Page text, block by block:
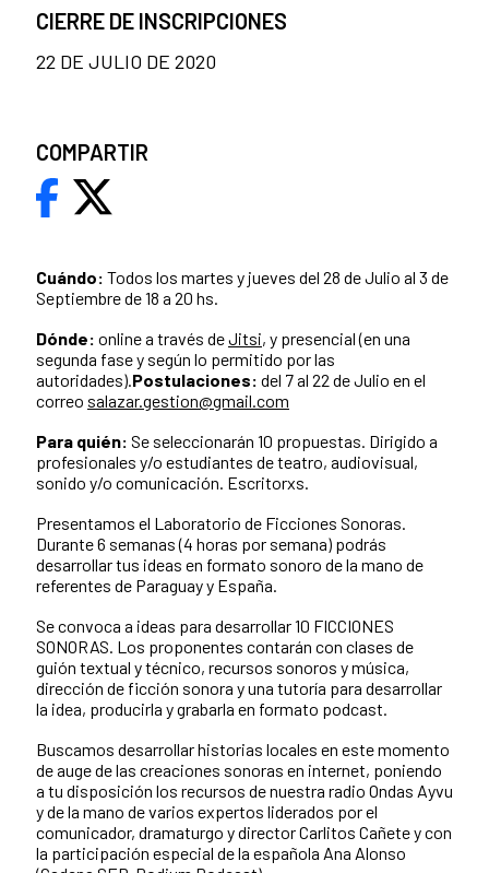
Cuándo: Todos los martes y jueves del 28 de Julio al 3 de
Septiembre de 18 a 20 hs.
Dónde: online a través deJitsi, y presencial (en una
segunda fase y según lo permitido por las
autoridades).Postulaciones: del 7 al 22 de Julio en el
correo salazar.gestion@gmail.com
Para quién: Se seleccionarán 10 propuestas. Dirigido a
profesionales y/o estudiantes de teatro, audiovisual,
sonido y/o comunicación. Escritorxs.
Presentamos el Laboratorio de Ficciones Sonoras.
Durante 6 semanas (4 horas por semana) podrás
desarrollar tus ideas en formato sonoro de la mano de
referentes de Paraguay y España.
Se convoca a ideas para desarrollar 10 FICCIONES
SONORAS. Los proponentes contarán con clases de
guión textual y técnico, recursos sonoros y música,
dirección de ficción sonora y una tutoría para desarrollar
la idea, producirla y grabarla en formato podcast.
Buscamos desarrollar historias locales en este momento
de auge de las creaciones sonoras en internet, poniendo
a tu disposición los recursos de nuestra radio Ondas Ayvu
y de la mano de varios expertos liderados por el
comunicador, dramaturgo y director Carlitos Cañete y con
la participación especial de la española Ana Alonso
CIERRE DE INSCRIPCIONES
22 DE JULIO DE 2020
COMPARTIR